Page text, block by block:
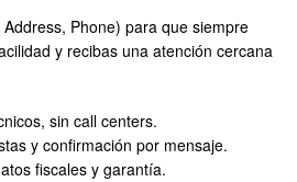
Address, Phone) para que siempre
y recibas una atención cercana
sin call centers.
y confirmación por mensaje.
fiscales y garantía.